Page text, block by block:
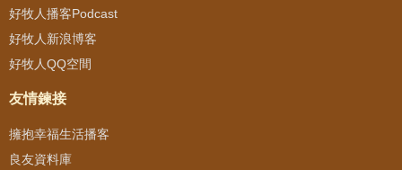
好牧人播客Podcast
好牧人新浪博客
好牧人QQ空間
友情鍊接
擁抱幸福生活播客
良友資料庫